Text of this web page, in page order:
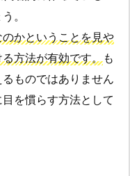
。
かということを見や
方法が有効です。も
ものではありません
を慣らす方法として